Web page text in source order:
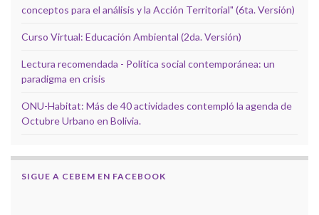
conceptos para el análisis y la Acción Territorial" (6ta. Versión)
Curso Virtual: Educación Ambiental (2da. Versión)
Lectura recomendada - Política social contemporánea: un
paradigma en crisis
ONU-Habitat: Más de 40 actividades contempló la agenda de
Octubre Urbano en Bolivia.
SIGUE A CEBEM EN FACEBOOK